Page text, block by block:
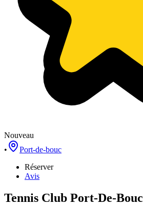
Nouveau
•
Port-de-bouc
Réserver
Avis
Tennis Club Port-De-Bouc